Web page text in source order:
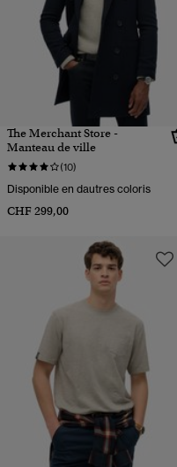
The Merchant Store -
Manteau de ville
(10)
Disponible en dautres coloris
CHF 299,00